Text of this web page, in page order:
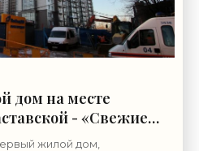
дом на месте
- «Свежие
жилой дом,